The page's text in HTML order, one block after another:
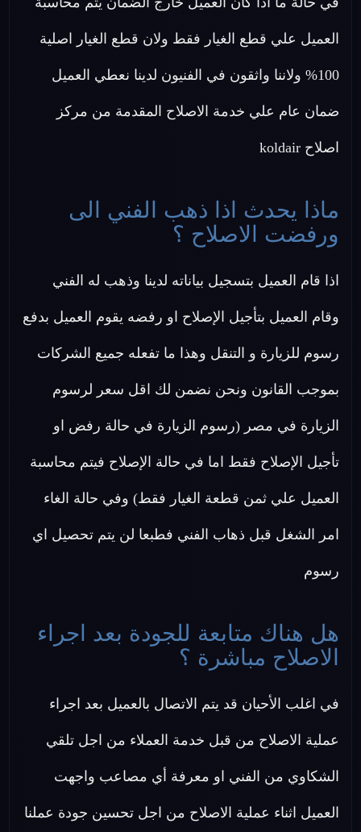
العميل علي قطع الغيار فقط ولان قطع الغيار اصلية
100% ولاننا واثقون في الفنيون لدينا نعطي العميل
ضمان عام علي خدمة الاصلاح المقدمة من مركز
اصلاح koldair
ماذا يحدث اذا ذهب الفني الى
ورفضت الاصلاح ؟
اذا قام العميل بتسجيل بياناته لدينا وذهب له الفني
وقام العميل بتأجيل الإصلاح او رفضه يقوم العميل بدفع
رسوم للزيارة و التنقل وهذا ما تفعله جميع الشركات
بموجب القانون ونحن نضمن لك اقل سعر لرسوم
الزيارة في مصر (رسوم الزيارة في حالة رفض او
تأجيل الإصلاح فقط اما في حالة الإصلاح فيتم محاسبة
العميل علي ثمن قطعة الغيار فقط) وفي حالة الغاء
امر الشغل قبل ذهاب الفني فطبعا لن يتم تحصيل اي
رسوم
هل هناك متابعة للجودة بعد اجراء
الاصلاح مباشرة ؟
في اغلب الأحيان قد يتم الاتصال بالعميل بعد اجراء
عملية الاصلاح من قبل خدمة العملاء من اجل تلقي
الشكاوي من الفني او معرفة أي مصاعب واجهت
العميل اثناء عملية الاصلاح من اجل تحسين جودة عملنا